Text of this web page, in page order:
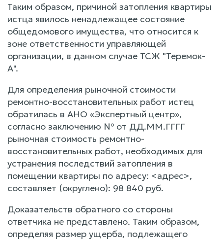
Таким образом, причиной затопления квартиры
истца явилось ненадлежащее состояние
общедомового имущества, что относится к
зоне ответственности управляющей
организации, в данном случае ТСЖ "Теремок-
А".
Для определения рыночной стоимости
ремонтно-восстановительных работ истец
обратилась в АНО «Экспертный центр»,
согласно заключению № от ДД.ММ.ГГГГ
рыночная стоимость ремонтно-
восстановительных работ, необходимых для
устранения последствий затопления в
помещении квартиры по адресу: <адрес>,
составляет (округлено): 98 840 руб.
Доказательств обратного со стороны
ответчика не представлено. Таким образом,
определяя размер ущерба, подлежащего